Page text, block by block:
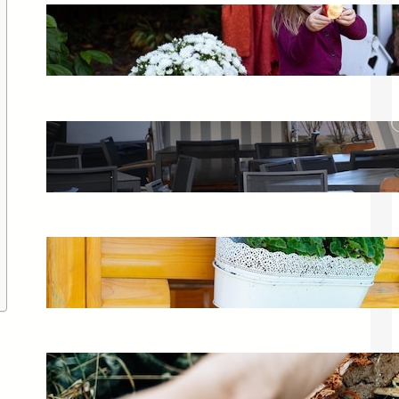
Wrzesień w ogrodzie – prace
ogrodowe i kalendarz ogrodnika
10 marca 2025
Czym obić meble ogrodowe? Wybór
materiału i tkaniny
2 lutego 2025
Skrzynia do przechowywania na
balkon – idealne siedzisko ogrodowe
30 kwietnia 2025
Kompostowniki plastikowe – wybór i
zalety dla ogrodu